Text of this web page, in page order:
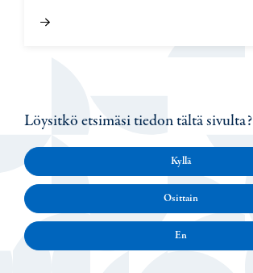
Löysitkö etsimäsi tiedon tältä sivulta?
Kyllä
Osittain
En